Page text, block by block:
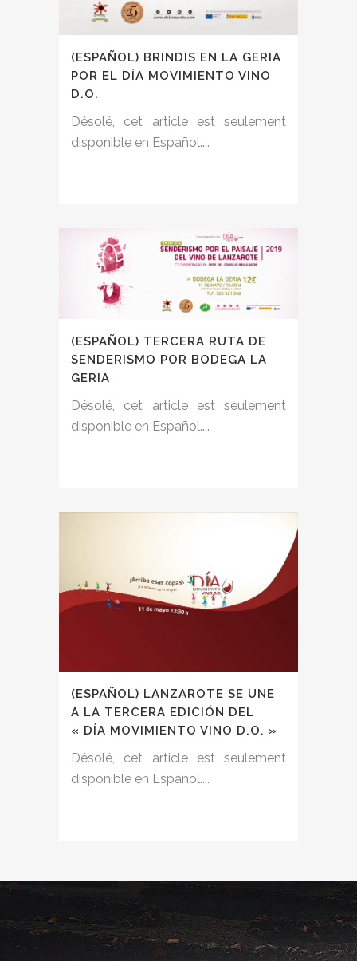
(ESPAÑOL) BRINDIS EN LA GERIA
POR EL DÍA MOVIMIENTO VINO
D.O.
Désolé, cet article est seulement
disponible en Español....
(ESPAÑOL) TERCERA RUTA DE
SENDERISMO POR BODEGA LA
GERIA
Désolé, cet article est seulement
disponible en Español....
(ESPAÑOL) LANZAROTE SE UNE
A LA TERCERA EDICIÓN DEL
« DÍA MOVIMIENTO VINO D.O. »
Désolé, cet article est seulement
disponible en Español....